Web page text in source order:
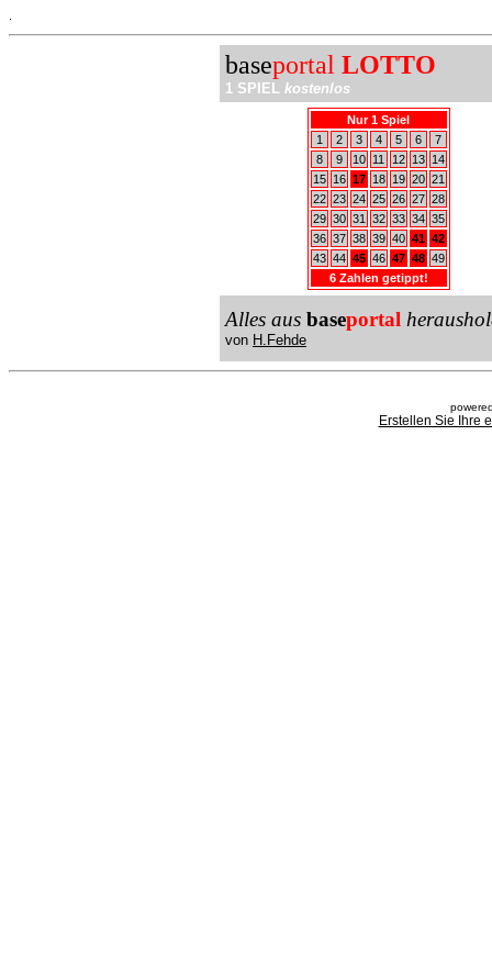
baseportal LOTTO
1 SPIEL kostenlos
Nur 1 Spiel
1
2 3 4 5 6
7
8
9 10 11 12 13
14
15
16 17 18 19 20 21
22 23 24 25 26 27 28
29 30 31 32 33 34 35
36 37 38 39 40 41 42
43 44 45 46 47 48 49
6 Zahlen getippt!
Alles aus baseportal
von H.Fehde
Erstellen Sie Ihre